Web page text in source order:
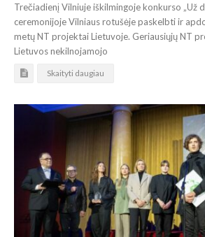
Trečiadienį Vilniuje iškilmingoje konkurso „Už
ceremonijoje Vilniaus rotušėje paskelbti ir
metų NT projektai Lietuvoje. Geriausiųjų NT
Lietuvos nekilnojamojo
Skaityti daugiau